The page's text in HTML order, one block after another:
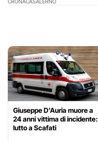
CRONACASALERNO
Giuseppe D’Auria muore a
24 anni vittima di incidente:
lutto a Scafati